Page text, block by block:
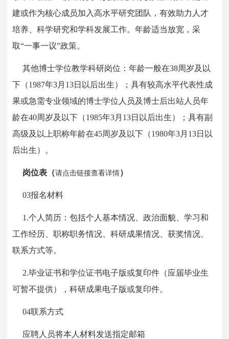
建或作为核心成员加入高水平研究团队，有效助力人才
培养、科学研究和学科发展工作。年龄适当放宽，采
取“一事一议”政策。
其他博士学位教学科研岗位：年龄一般在38周岁及以
下（1987年3月13日以后出生）；具有较高水平代表性成
果或急需专业领域的博士学位人员及博士后出站人员年
龄在40周岁及以下（1985年3月13日以后出生）；具有副
高级及以上职称年龄在45周岁及以下（1980年3月13日以
后出生）。
岗位表（请点击链接查看详情）
03报名材料
1.个人简历：包括个人基本情况、政治面貌、学习和
工作经历、职称职务情况、科研成果情况、获奖情况、
联系方式等。
2.毕业证书和学位证书电子版或复印件（应届毕业生
可暂不提供），科研成果电子版或复印件。
04联系方式
应聘人员将本人材料发送指定邮箱